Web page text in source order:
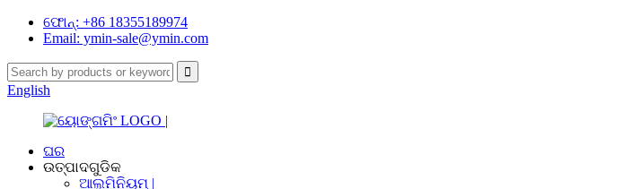
ଫୋନ୍: +86 18355189974
Email: ymin-sale@ymin.com
English
ଘର
ଉତ୍ପାଦଗୁଡିକ
ଆଲୁମିନିୟମ୍ |